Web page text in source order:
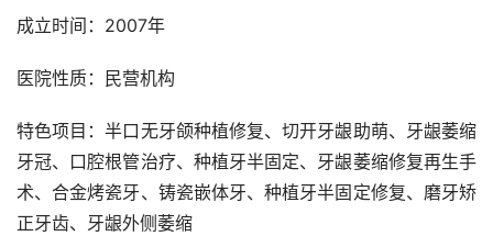
成立时间：2007年
医院性质：民营机构
特色项目：半口无牙颌种植修复、切开牙龈助萌、牙龈萎缩
牙冠、口腔根管治疗、种植牙半固定、牙龈萎缩修复再生手
术、合金烤瓷牙、铸瓷嵌体牙、种植牙半固定修复、磨牙矫
正牙齿、牙龈外侧萎缩